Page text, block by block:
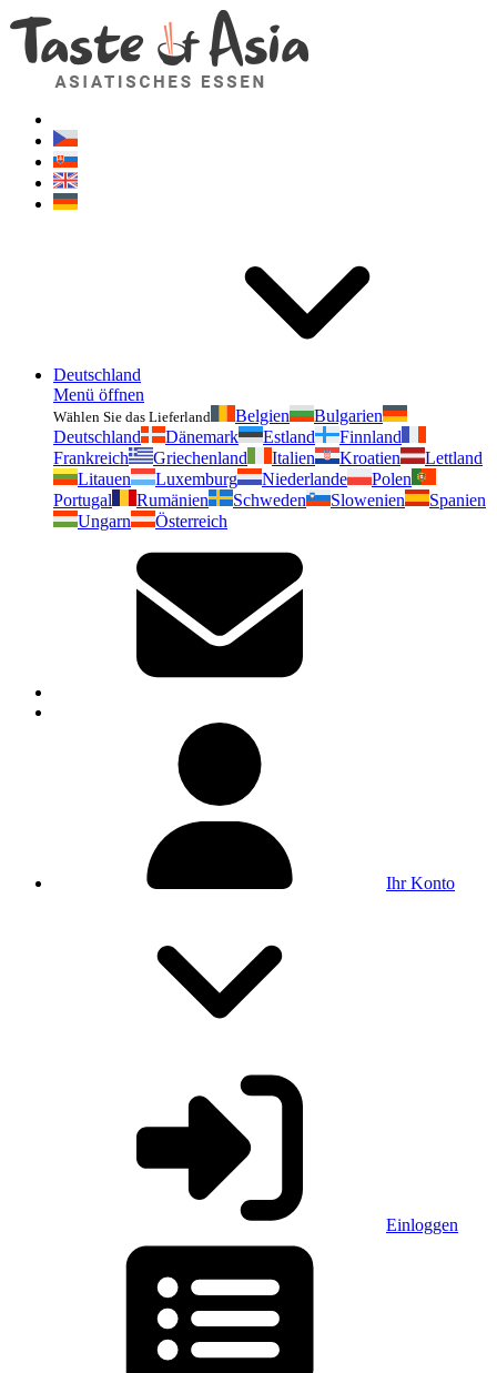
Deutschland
Menü öffnen
Wählen Sie das Lieferland Belgien
Bulgarien
Deutschland
Dänemark Estland
Finnland
Frankreich
Griechenland Italien Kroatien
Lettland
Litauen
Luxemburg Niederlande
Polen
Portugal
Rumänien Schweden Slowenien
Spanien
Ungarn
Österreich
Ihr Konto
Einloggen
Geschmackvonasien.de
Zögern Sie nicht zu fragen. Ich bin für Sie da!